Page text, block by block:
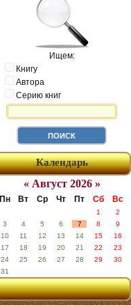
Ищем:
Книгу
Автора
Серию книг
Календарь
« Август 2026 »
Пн Вт Ср Чт Пт Сб Вс
1
2
3
4 5 6 7 8
9
10
11 12 13 14 15
16
17
18 19 20 21 22
23
24
25 26 27 28 29
30
31